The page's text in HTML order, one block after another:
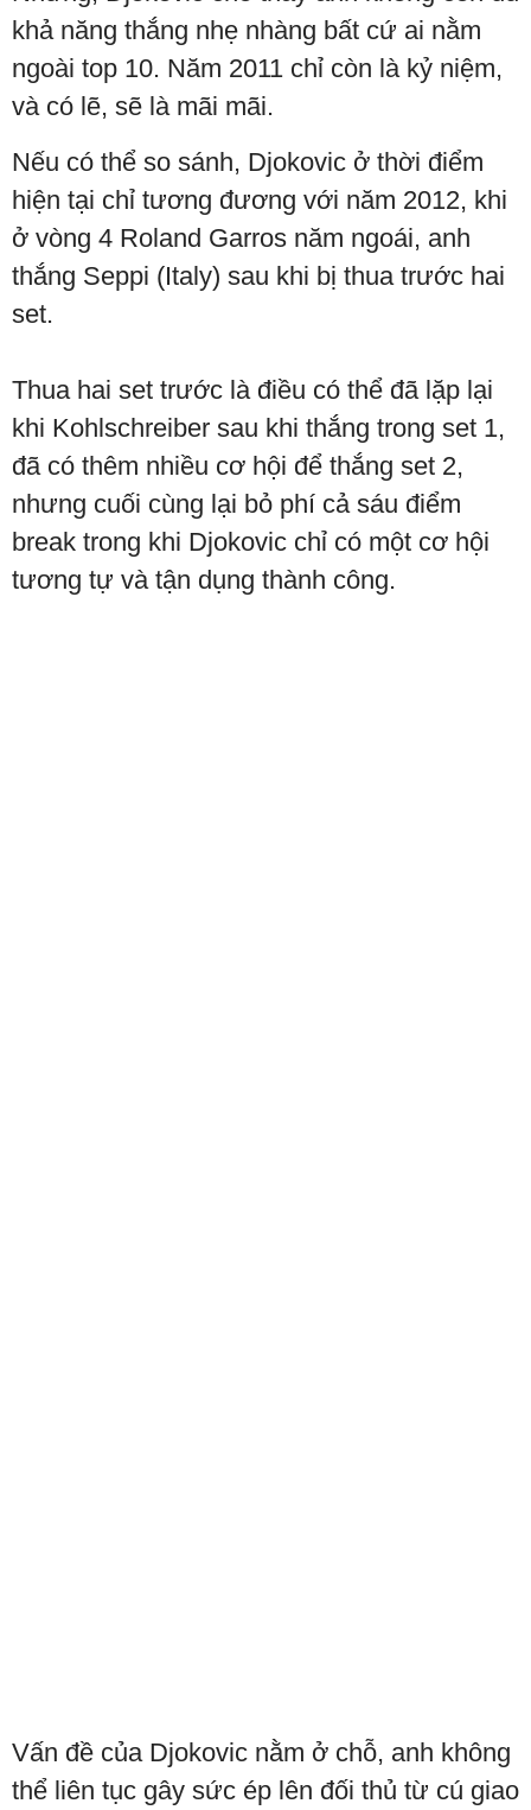
khả năng thắng nhẹ nhàng bất cứ ai nằm
ngoài top 10. Năm 2011 chỉ còn là kỷ niệm,
và có lẽ, sẽ là mãi mãi.
Nếu có thể so sánh, Djokovic ở thời điểm
hiện tại chỉ tương đương với năm 2012, khi
ở vòng 4 Roland Garros năm ngoái, anh
thắng Seppi (Italy) sau khi bị thua trước hai
set.
Thua hai set trước là điều có thể đã lặp lại
khi Kohlschreiber sau khi thắng trong set 1,
đã có thêm nhiều cơ hội để thắng set 2,
nhưng cuối cùng lại bỏ phí cả sáu điểm
break trong khi Djokovic chỉ có một cơ hội
tương tự và tận dụng thành công.
Vấn đề của Djokovic nằm ở chỗ, anh không
thể liên tục gây sức ép lên đối thủ từ cú giao